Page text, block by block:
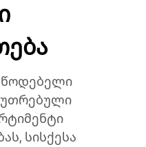
სისქესა